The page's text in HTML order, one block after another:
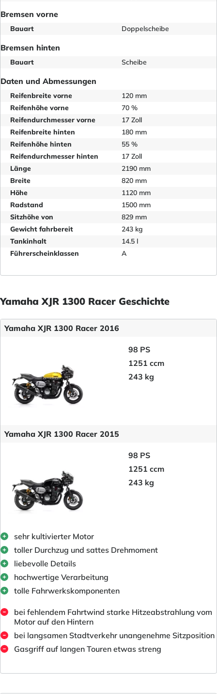
Bremsen vorne
Bauart Doppelscheibe
Bremsen hinten
Bauart Scheibe
Daten und Abmessungen
Reifenbreite vorne
120 mm
Reifenhöhe vorne
70 %
Reifendurchmesser vorne
17 Zoll
Reifenbreite hinten
180 mm
Reifenhöhe hinten
55 %
Reifendurchmesser hinten
17 Zoll
Länge
2190 mm
Breite
820 mm
Höhe
1120 mm
Radstand
1500 mm
Sitzhöhe von
829 mm
Gewicht fahrbereit
243 kg
Tankinhalt
14.5 l
Führerscheinklassen
A
Yamaha XJR 1300 Racer Geschichte
Yamaha XJR 1300 Racer 2016
98 PS
1251 ccm
243 kg
Yamaha XJR 1300 Racer 2015
98 PS
1251 ccm
243 kg
sehr kultivierter Motor
toller Durchzug und sattes Drehmoment
liebevolle Details
hochwertige Verarbeitung
tolle Fahrwerkskomponenten
bei fehlendem Fahrtwind starke Hitzeabstrahlung vom
Motor auf den Hintern
bei langsamen Stadtverkehr unangenehme Sitzposition
Gasgriff auf langen Touren etwas streng